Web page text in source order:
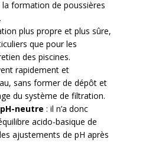
formation de poussières
plus propre et plus sûre,
que pour les
des piscines.
rapidement et
sans former de dépôt et
du système de filtration.
neutre : il n’a donc
acido-basique de
ajustements de pH après